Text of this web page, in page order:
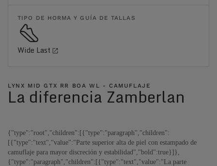
TIPO DE HORMA Y GUÍA DE TALLAS
Wide Last
LYNX MID GTX RR BOA WL - CAMUFLAJE
La diferencia Zamberlan
{"type":"root","children":[{"type":"paragraph","children":
[{"type":"text","value":"Parte superior alta de piel con estampado de
camuflaje para mayor discreción y estabilidad","bold":true}]},
{"type":"paragraph","children":[{"type":"text","value":"La parte